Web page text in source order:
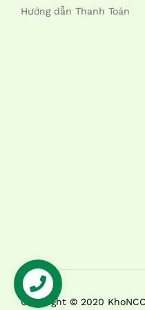
Hướng dẫn Thanh Toán
Copyright © 2020
Liên Hệ